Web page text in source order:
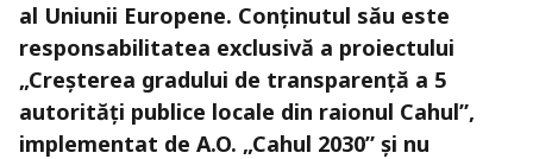
al Uniunii Europene. Conținutul său este
responsabilitatea exclusivă a proiectului
„Creșterea gradului de transparență a 5
autorități publice locale din raionul Cahul”,
implementat de A.O. „Cahul 2030” și nu